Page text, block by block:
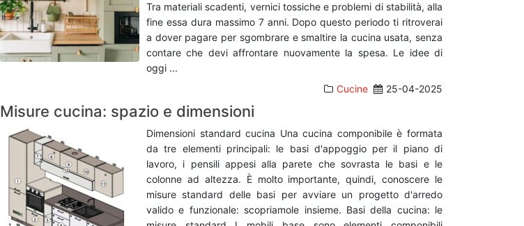
Tra materiali scadenti, vernici tossiche e problemi di stabilità, alla
fine essa dura massimo 7 anni. Dopo questo periodo ti ritroverai
a dover pagare per sgombrare e smaltire la cucina usata, senza
contare che devi affrontare nuovamente la spesa. Le idee di
oggi ...
Cucine
25-04-2025
Misure cucina: spazio e dimensioni
Dimensioni standard cucina Una cucina componibile è formata
da tre elementi principali: le basi d'appoggio per il piano di
lavoro, i pensili appesi alla parete che sovrasta le basi e le
colonne ad altezza. È molto importante, quindi, conoscere le
misure standard delle basi per avviare un progetto d'arredo
valido e funzionale: scopriamole insieme. Basi della cucina: le